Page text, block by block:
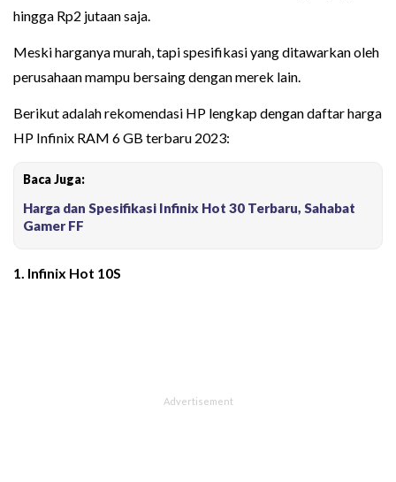
hingga Rp2 jutaan saja.
Meski harganya murah, tapi spesifikasi yang ditawarkan oleh
perusahaan mampu bersaing dengan merek lain.
Berikut adalah rekomendasi HP lengkap dengan daftar harga
HP Infinix RAM 6 GB terbaru 2023:
Baca Juga:
Harga dan Spesifikasi Infinix Hot 30 Terbaru, Sahabat
Gamer FF
1. Infinix Hot 10S